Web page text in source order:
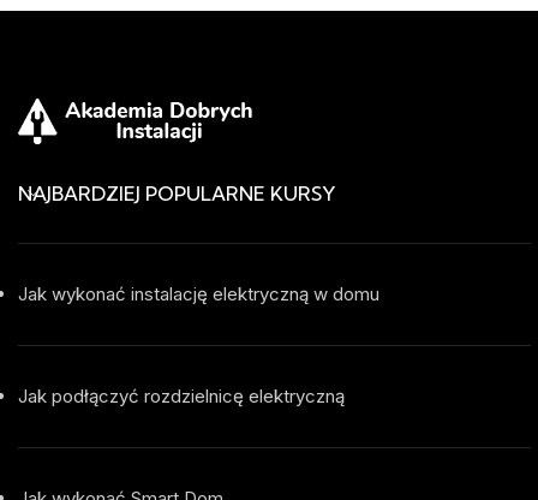
NAJBARDZIEJ POPULARNE KURSY
Jak wykonać instalację elektryczną w domu
Jak podłączyć rozdzielnicę elektryczną